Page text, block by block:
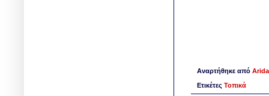
Αναρτήθηκε από
Ετικέτες Τοπικά